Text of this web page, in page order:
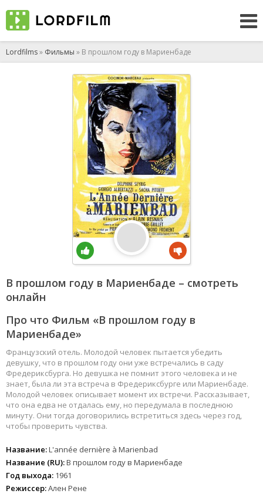
Lordfilms» Фильмы » В прошлом году в Мариенбаде
В прошлом году в Мариенбаде – смотреть
онлайн
Про что Фильм «В прошлом году в
Мариенбаде»
Французский отель. Молодой человек пытается убедить
девушку, что в прошлом году они уже встречались в саду
Фредериксбурга. Но девушка не помнит этого человека и не
знает, была ли эта встреча в Фредериксбурге или Мариенбаде.
Молодой человек описывает момент их встречи. Рассказывает,
что она едва не отдалась ему, но передумала в последнюю
минуту. Они тогда договорились встретиться здесь через год,
чтобы проверить чувства.
Название:L'année dernière à Marienbad
Название (RU):В прошлом году в Мариенбаде
Год выхода: 1961
Режиссер:Ален Рене